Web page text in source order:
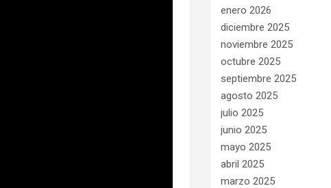
enero 2026
diciembre 2025
noviembre 2025
octubre 2025
septiembre 2025
agosto 2025
julio 2025
junio 2025
mayo 2025
abril 2025
marzo 2025